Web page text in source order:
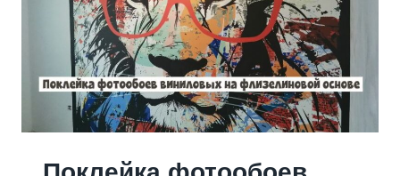
Я
Ж
Н
О
Й
Д
В